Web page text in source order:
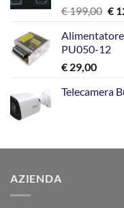
€199,00 Il
era:
€
PU050-12
€ 29,00
Telecamera
AZIENDA